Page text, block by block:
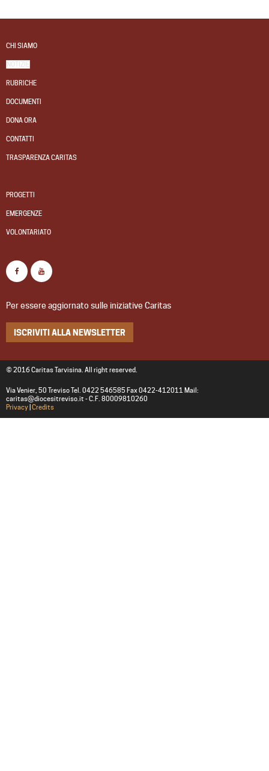
CHI SIAMO
NOTIZIE
RUBRICHE
DOCUMENTI
DONA ORA
CONTATTI
TRASPARENZA CARITAS
PROGETTI
EMERGENZE
VOLONTARIATO
Per essere aggiornato sulle iniziative Caritas
ISCRIVITI ALLA NEWSLETTER
© 2016 Caritas Tarvisina. All right reserved.
Via Venier, 50 Treviso Tel. 0422 546585 Fax 0422-412011 Mail:
caritas@diocesitreviso.it - C.F. 80009810260
Privacy Credits